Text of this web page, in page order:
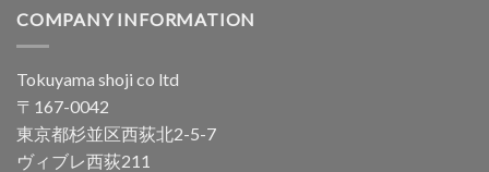
COMPANY INFORMATION
Tokuyama shoji co ltd
〒167-0042
東京都杉並区西荻北2-5-7
ヴィブレ西荻211